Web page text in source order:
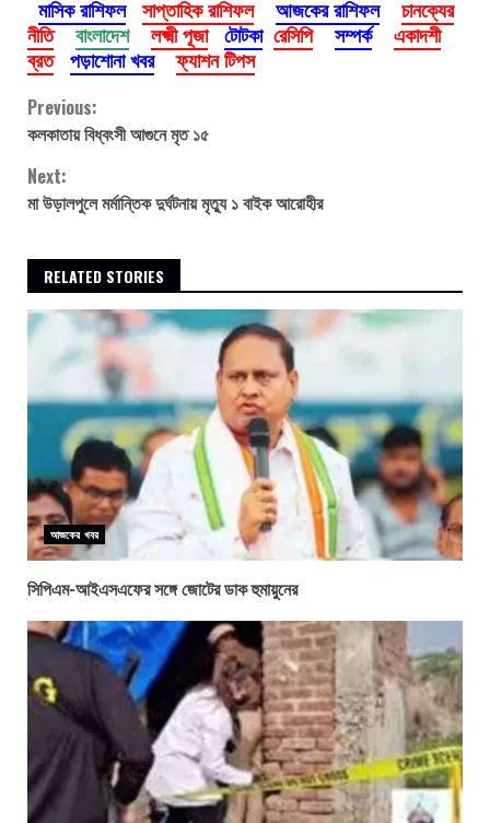
মাসিক রাশিফল সাপ্তাহিক রাশিফল আজকের রাশিফল
চানক্যের
নীতি
বাংলাদেশ লক্ষ্মী পূজা টোটকা রেসিপি সম্পর্ক
একাদশী
ব্রত পড়াশোনা খবর ফ্যাশন টিপস
Continue
Reading
Previous:
কলকাতায় বিধ্বংসী আগুনে মৃত ১৫
Next:
মা উড়ালপুলে মর্মান্তিক দুর্ঘটনায় মৃত্যু ১ বাইক আরোহীর
RELATED STORIES
আজকের খবর
সিপিএম-আইএসএফের সঙ্গে জোটের ডাক হুমায়ুনের